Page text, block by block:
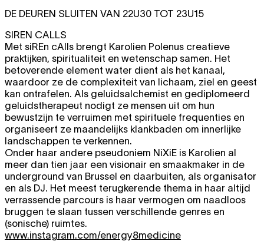
DE DEUREN SLUITEN VAN 22U30 TOT 23U15
SIREN CALLS
Met siREn cAlls brengt Karolien Polenus creatieve
praktijken, spiritualiteit en wetenschap samen. Het
betoverende element water dient als het kanaal,
waardoor ze de complexiteit van lichaam, ziel en geest
kan ontrafelen. Als geluidsalchemist en gediplomeerd
geluidstherapeut nodigt ze mensen uit om hun
bewustzijn te verruimen met spirituele frequenties en
organiseert ze maandelijks klankbaden om innerlijke
landschappen te verkennen.
Onder haar andere pseudoniem NiXiE is Karolien al
meer dan tien jaar een visionair en smaakmaker in de
underground van Brussel en daarbuiten, als organisator
en als DJ. Het meest terugkerende thema in haar altijd
verrassende parcours is haar vermogen om naadloos
bruggen te slaan tussen verschillende genres en
(sonische) ruimtes.
www.instagram.com/energy8medicine